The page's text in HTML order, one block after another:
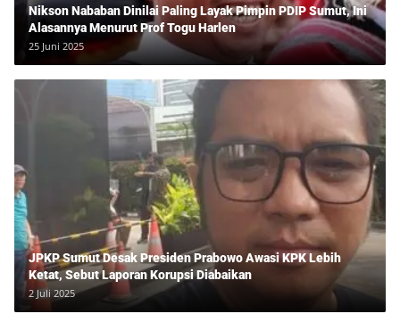
Nikson Nababan Dinilai Paling Layak Pimpin PDIP Sumut, Ini
Alasannya Menurut Prof Togu Harlen
25 Juni 2025
JPKP Sumut Desak Presiden Prabowo Awasi KPK Lebih
Ketat, Sebut Laporan Korupsi Diabaikan
2 Juli 2025